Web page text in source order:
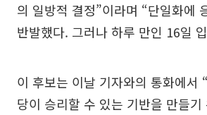
의 일방적 결정”이라며 “단일화에
반발했다. 그러나 하루 만인 16일
이 후보는 이날 기자와의 통화에서
당이 승리할 수 있는 기반을 만들기